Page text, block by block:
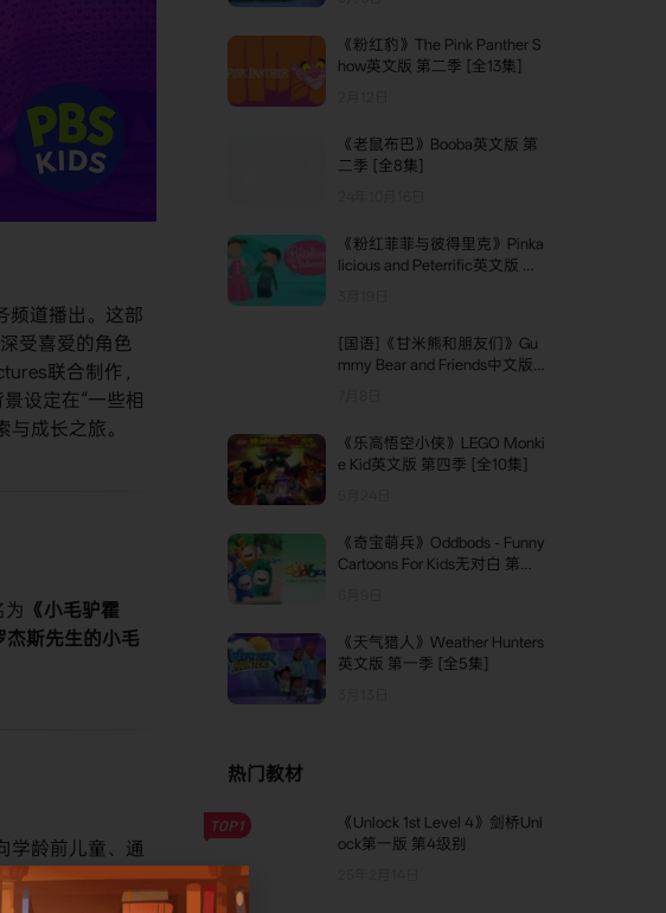
频道播出。这部
受喜爱的角色
联合制作，
设定在“一些相
成长之旅。
​《小毛驴霍
杰斯先生的小毛
学龄前儿童、通
更具体的评分数
《粉红豹》The Pink Panther S
how英文版 第二季 [全13集]
《老鼠布巴》Booba英文版 第
二季 [全8集]
《粉红菲菲与彼得里克》Pinka
licious and Peterrific英文版 第
[国语]《甘米熊和朋友们》Gu
mmy Bear and Friends中文版
《乐高悟空小侠》LEGO Monki
e Kid英文版 第四季 [全10集]
《奇宝萌兵》Oddbods - Funny
Cartoons For Kids无对白 第二
《天气猎人》Weather Hunters
英文版 第一季 [全5集]
热门教材
TOP1
《Unlock 1st Level 4》剑桥Unl
ock第一版 第4级别